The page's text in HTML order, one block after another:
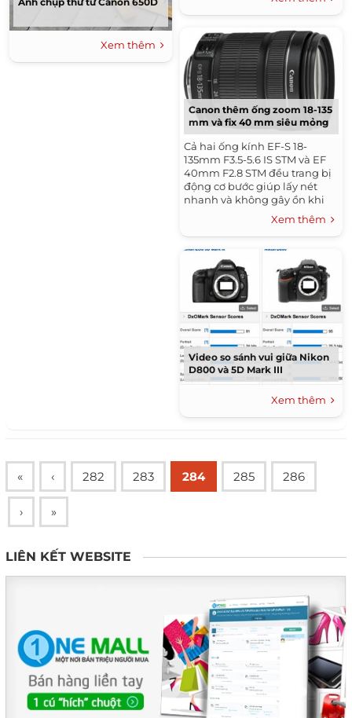
Xem thêm
Canon thêm ống zoom 18-135
mm và fix 40 mm siêu mỏng
Cả hai ống kính EF-S 18-
135mm F3.5-5.6 IS STM và EF
40mm F2.8 STM đều trang bị
động cơ bước giúp lấy nét
nhanh và không gây ồn khi
Xem thêm
Video so sánh vui giữa Nikon
D800 và 5D Mark III
Xem thêm
« ‹ 282 283 284 285 286
› »
LIÊN KẾT WEBSITE